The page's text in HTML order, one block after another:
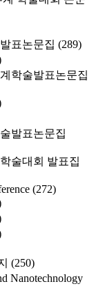
표논문집 (289)
학술발표논문집
발표논문집
술대회 발표집
(272)
(250)
Nanotechnology